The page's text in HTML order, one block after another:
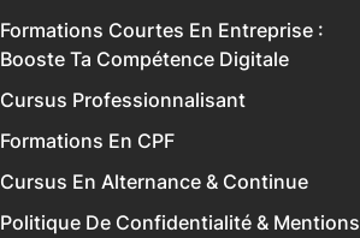
Formations Courtes En Entreprise :
Booste Ta Compétence Digitale
Cursus Professionnalisant
Formations En CPF
Cursus En Alternance & Continue
Politique De Confidentialité & Mentions